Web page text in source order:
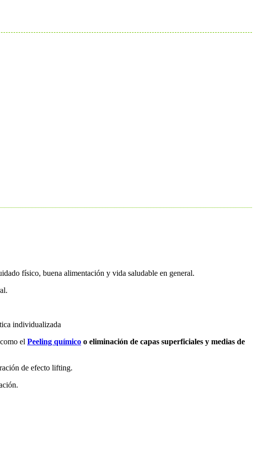
físico, buena alimentación y vida saludable en general.
individualizada
el Peeling químico o eliminación de capas superficiales y medias de
de efecto lifting.